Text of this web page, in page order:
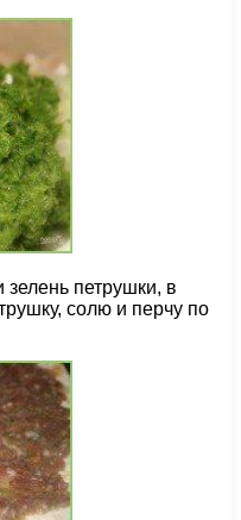
петрушки, в
солю и перчу по